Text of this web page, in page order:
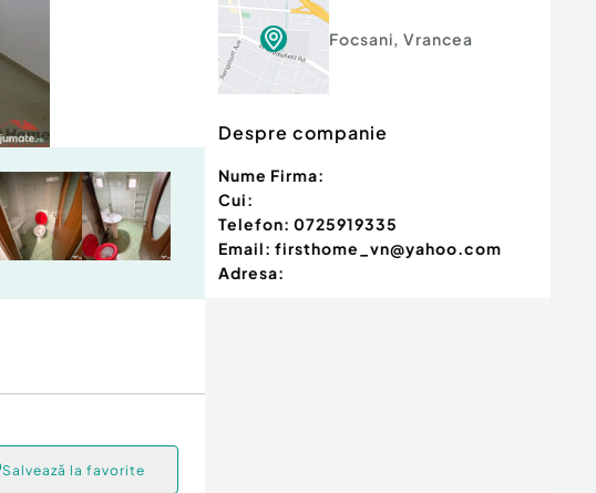
Salvează la favorite
Focsani, Vrancea
Despre companie
Nume Firma:
Cui:
Telefon: 0725919335
Email: firsthome_vn@yahoo.com
Adresa: